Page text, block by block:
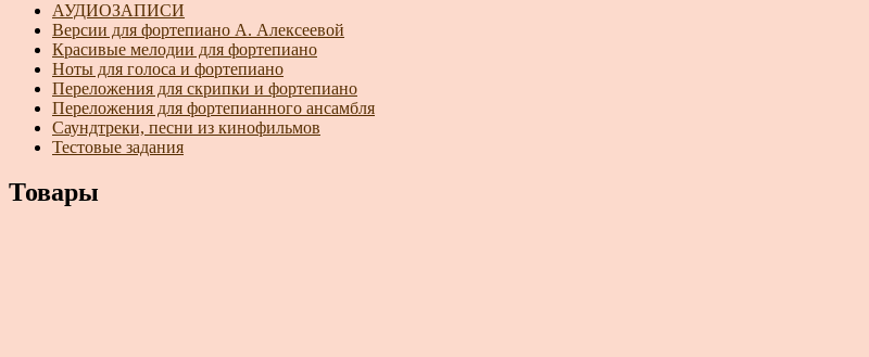
АУДИОЗАПИСИ
Версии для фортепиано А. Алексеевой
Красивые мелодии для фортепиано
Ноты для голоса и фортепиано
Переложения для скрипки и фортепиано
Переложения для фортепианного ансамбля
Саундтреки, песни из кинофильмов
Тестовые задания
Товары